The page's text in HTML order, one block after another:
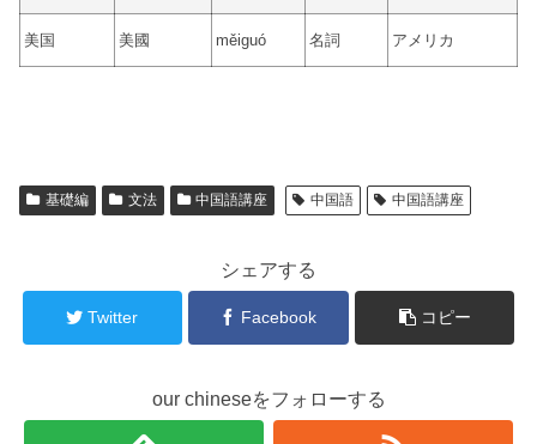
美国 美國 měiguó 名詞 アメリカ
基礎編 文法 中国語講座 中国語 中国語講座
シェアする
Twitter Facebook コピー
our chineseをフォローする